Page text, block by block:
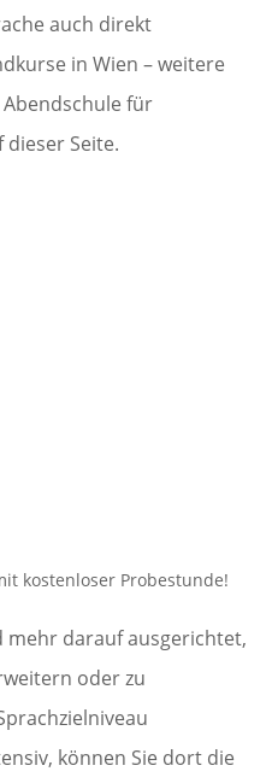
auch direkt
in Wien – weitere
für
dieser Seite.
kostenloser Probestunde!
mehr darauf ausgerichtet,
oder zu
können Sie dort die